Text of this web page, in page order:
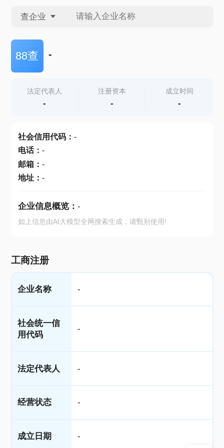
查企业
查企业
查产地
88查 -
法定代表人
-
注册资本
-
成立时间
-
社会信用代码： -
电话： -
邮箱： -
地址： -
企业信息概览： -
如上信息由AI大模型全网搜索生成，请甄别使用!
工商注册
企业名称 -
社会统一信
用代码
-
法定代表人 -
经营状态 -
成立日期 -